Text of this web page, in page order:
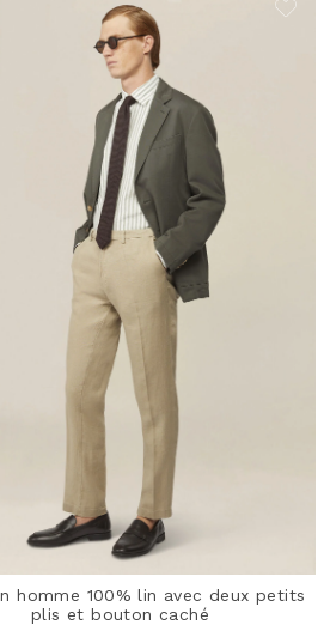
homme 100% lin avec deux petits
plis et bouton caché